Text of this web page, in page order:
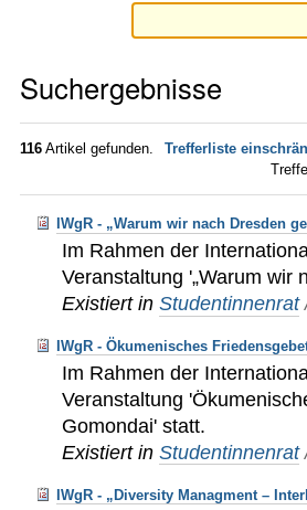
Suchergebnisse
116 Artikel gefunden.
Trefferliste
IWgR - „Warum wir nach Dresden
Im Rahmen der
Veranstaltung '„Warum wir
Existiert in Studentinnenrat
IWgR - Ökumenisches
Im Rahmen der
Veranstaltung
Gomondai' statt.
Existiert in Studentinnenrat
IWgR - „Diversity Managment –